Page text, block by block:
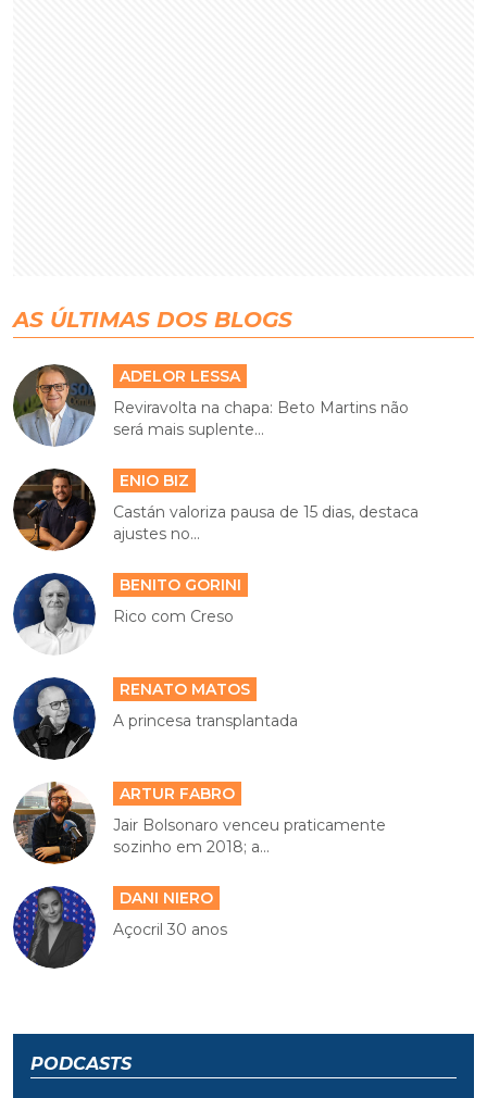
AS ÚLTIMAS DOS BLOGS
ADELOR LESSA
Reviravolta na chapa: Beto Martins não
será mais suplente...
ENIO BIZ
Castán valoriza pausa de 15 dias, destaca
ajustes no...
BENITO GORINI
Rico com Creso
RENATO MATOS
A princesa transplantada
ARTUR FABRO
Jair Bolsonaro venceu praticamente
sozinho em 2018; a...
DANI NIERO
Açocril 30 anos
PODCASTS